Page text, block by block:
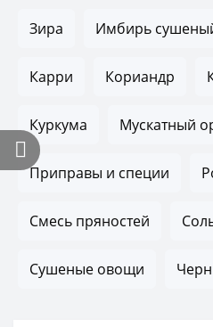
Зира Имбирь
Карри Кориандр
Куркума Мускатный
Приправы и специи
Смесь пряностей
Сушеные овощи